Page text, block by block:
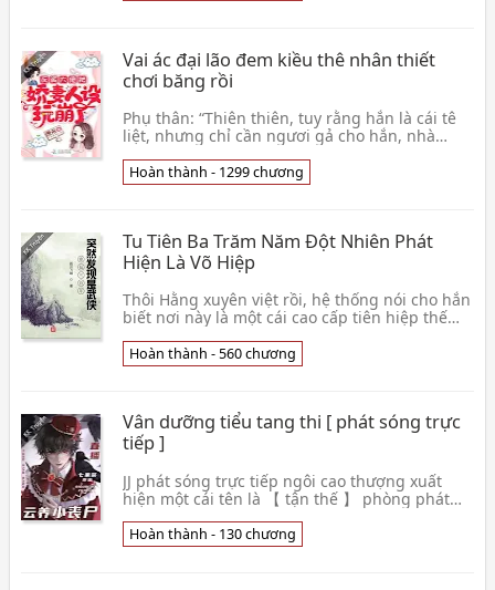
Vai ác đại lão đem kiều thê nhân thiết
chơi băng rồi
Phụ thân: “Thiên thiên, tuy rằng hắn là cái tê
liệt, nhưng chỉ cần ngươi gả cho hắn, nhà
thân:👦 Nguyên Lai
Hoàn thành - 1299 chương
Tu Tiên Ba Trăm Năm Đột Nhiên Phát
Hiện Là Võ Hiệp
Thôi Hằng xuyên việt rồi, hệ thống nói cho hắn
biết nơi này là một cái cao cấp tiên hiệp thế
nơi 👦 Cô Vân Phi Tụ
Hoàn thành - 560 chương
Vân dưỡng tiểu tang thi [ phát sóng trực
tiếp ]
JJ phát sóng trực tiếp ngôi cao thượng xuất
hiện một cái tên là 【 tận thế 】 phòng phát
sóng trực tiếp, không ít người ôm tìm kiếm cái
lạ tâm👦 Thất Quả Trà
Hoàn thành - 130 chương